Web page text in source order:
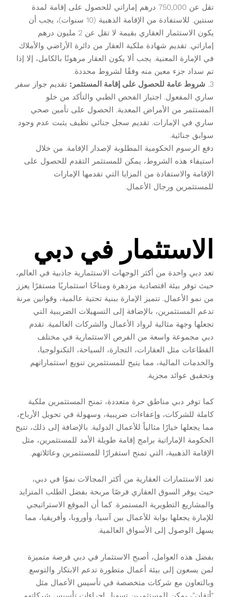
تقل عن 750,000 درهم إماراتي للحصول على إقامة لمدة
سنتين. للاستفادة من الإقامة الذهبية (10 سنوات)، يجب أن
يكون الاستثمار العقاري بقيمة لا تقل عن 2 مليون درهم
إماراتي. تقديم شهادة ملكية العقار من دائرة الأراضي والأملاك
في الإمارة المعنية. يجب ألا يكون العقار مرهونًا بالكامل، إلا إذا
تم سداد جزء معين منه وفقًا لشروط محددة.
3. شروط عامة للحصول على إقامة المستثمر: تقديم جواز سفر
ساري المفعول. اجتياز الفحص الطبي والتأكد من خلو
المستثمر من الأمراض المعدية. الحصول على تأمين صحي
ساري في الإمارات. تقديم سجل جنائي نظيف يثبت عدم وجود
سوابق جنائية.
دفع الرسوم الحكومية المطلوبة لإصدار الإقامة. من خلال
استيفاء هذه الشروط، يمكن للمستثمر التقدم للحصول على
الإقامة والاستفادة من المزايا التي تقدمها الإمارات
للمستثمرين ورجال الأعمال.
الاستثمار في دبي
تعد دبي واحدة من أكثر الوجهات الاستثمارية جاذبية في العالم،
حيث توفر بيئة اقتصادية مزدهرة ومناخًا استثماريًا مستقرًا يعزز
من نمو الأعمال. تتميز الإمارة ببنية تحتية عالمية، وقوانين مرنة
تدعم المستثمرين، بالإضافة إلى التسهيلات الضريبية التي
تجعلها وجهة مثالية لرواد الأعمال والشركات العالمية. تقدم
دبي مجموعة واسعة من الفرص الاستثمارية في مختلف
القطاعات مثل العقارات، التجارة، السياحة، التكنولوجيا،
والخدمات المالية، مما يتيح للمستثمرين تنويع استثماراتهم
وتحقيق عوائد مجزية.
كما توفر دبي مناطق حرة متعددة، تمنح المستثمرين ملكية
كاملة للشركات، وإعفاءات ضريبية، وسهولة في تحويل الأرباح،
مما يجعلها خيارًا مثالياً للأعمال الدولية. بالإضافة إلى ذلك، تتيح
الحكومة الإماراتية برامج إقامة طويلة الأمد للمستثمرين، مثل
الإقامة الذهبية، التي تمنح استقرارًا للمستثمرين وعائلاتهم.
تعد الاستثمارات العقارية من أكثر المجالات نموًا في دبي،
حيث يوفر السوق العقاري فرصًا مربحة بفضل الطلب المتزايد
والمشاريع التطويرية المستمرة. كما أن الموقع الاستراتيجي
للإمارة يجعلها بوابة للأعمال بين آسيا، وأوروبا، وأفريقيا، مما
يسهل الوصول إلى الأسواق العالمية.
بفضل هذه العوامل، أصبح الاستثمار في دبي فرصة متميزة
لمن يسعون إلى بيئة أعمال متطورة تدعم الابتكار والتوسع.
وبالتعاون مع شركات متخصصة في تأسيس الأعمال مثل